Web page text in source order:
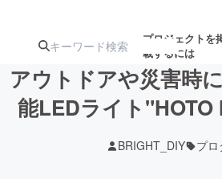
プロジェクトを
載するには
ジェクト
募
ロジ
アウトドアや災害時
能LEDライト"HOTO
BRIGHT_DIY プロ